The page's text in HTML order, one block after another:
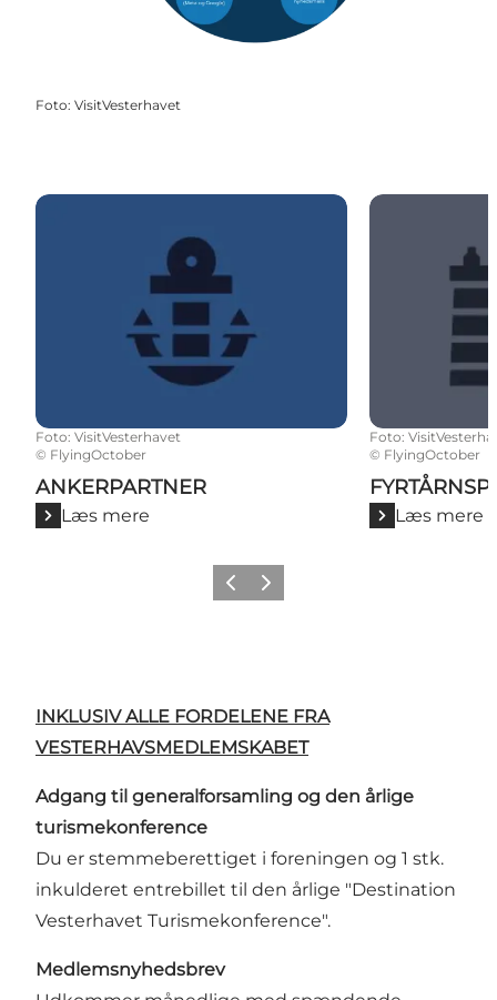
Foto: VisitVesterhavet
ANKERPARTNER
Foto: VisitVesterhavet
© FlyingOctober
ANKERPARTNER
Læs mere
Foto:
© FlyingOctober
Læs mere
ForrigeNæste
INKLUSIV ALLE FORDELENE FRA
VESTERHAVSMEDLEMSKABET
Adgang til generalforsamling og den årlige
turismekonference
Du er stemmeberettiget i foreningen og 1 stk.
inkulderet entrebillet til den årlige "Destination
Vesterhavet Turismekonference".
Medlemsnyhedsbrev